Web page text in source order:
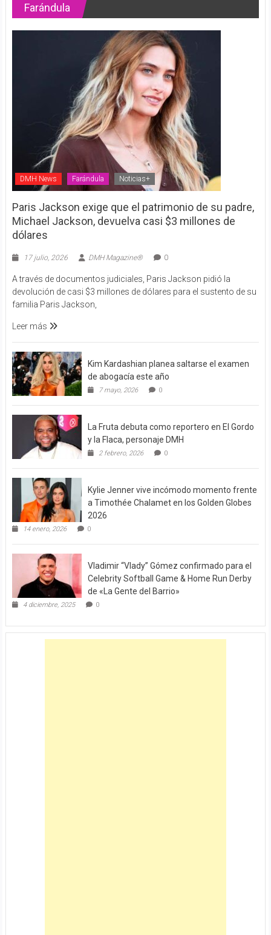
Farándula
DMH News Farándula Noticias+
Paris Jackson exige que el patrimonio de su padre,
Michael Jackson, devuelva casi $3 millones de
dólares
17 julio, 2026 DMH Magazine® 0
A través de documentos judiciales, Paris Jackson pidió la
devolución de casi $3 millones de dólares para el sustento de su
familia Paris Jackson,
Leer más
Kim Kardashian planea saltarse el examen
de abogacía este año
7 mayo, 2026 0
La Fruta debuta como reportero en El Gordo
y la Flaca, personaje DMH
2 febrero, 2026 0
Kylie Jenner vive incómodo momento frente
a Timothée Chalamet en los Golden Globes
2026
14 enero, 2026 0
Vladimir “Vlady” Gómez confirmado para el
Celebrity Softball Game & Home Run Derby
de «La Gente del Barrio»
4 diciembre, 2025 0